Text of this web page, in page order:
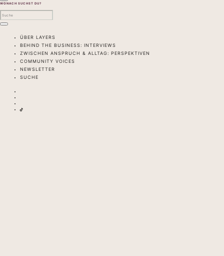
WONACH SUCHST DU?
ÜBER LAYERS
BEHIND THE BUSINESS: INTERVIEWS
ZWISCHEN ANSPRUCH & ALLTAG: PERSPEKTIVEN
COMMUNITY VOICES
NEWSLETTER
SUCHE